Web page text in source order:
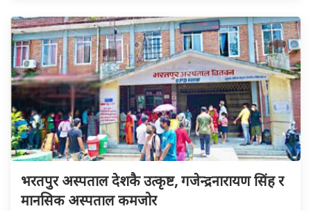
भरतपुर अस्पताल देशकै उत्कृष्ट, गजेन्द्रनारायण सिंह र
मानसिक अस्पताल कमजोर